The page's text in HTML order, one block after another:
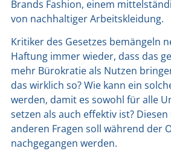
Brands Fashion, einem
von nach­hal­ti­ger Arbeits­klei­dung.
Kri­ti­ker des Geset­zes bemän­geln
Haf­tung immer wie­der, dass das
mehr Büro­kra­tie als Nut­zen
das wirk­lich so? Wie kann ein
wer­den, damit es sowohl für alle
set­zen als auch effek­tiv ist?
ande­ren Fra­gen soll wäh­rend der
nach­ge­gan­gen wer­den.